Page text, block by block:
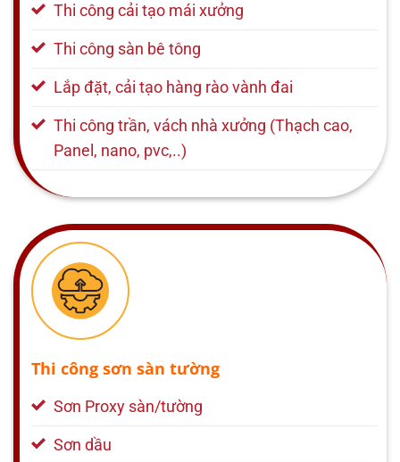
Thi công cải tạo mái xưởng
Thi công sàn bê tông
Lắp đặt, cải tạo hàng rào vành đai
Thi công trần, vách nhà xưởng (Thạch cao,
Panel, nano, pvc,..)
Thi công sơn sàn tường
Sơn Proxy sàn/tường
Sơn dầu